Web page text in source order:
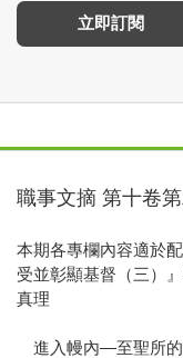
立即訂閱
職事文摘 第十卷
本期各專欄內容適於
受並彰顯基督（三）
真理
進入幔內—至聖所